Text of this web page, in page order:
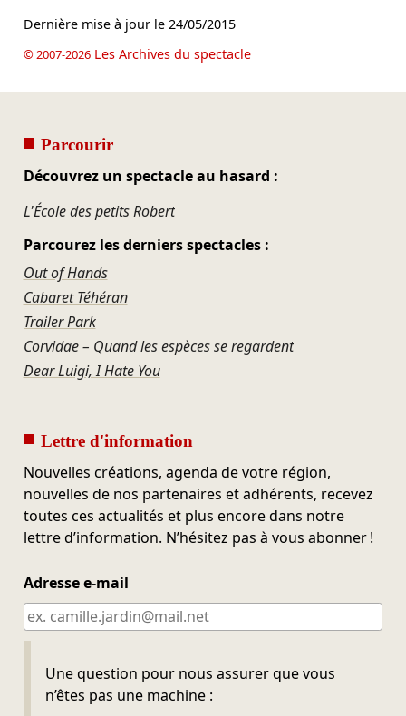
Dernière mise à jour le 24/05/2015
© 2007-2026Les Archives du spectacle
Parcourir
Découvrez un spectacle au hasard :
L'École des petits Robert
Parcourez les derniers spectacles :
Out of Hands
Cabaret Téhéran
Trailer Park
Corvidae – Quand les espèces se regardent
Dear Luigi, I Hate You
Lettre d'information
Nouvelles créations, agenda de votre région,
nouvelles de nos partenaires et adhérents, recevez
toutes ces actualités et plus encore dans notre
lettre d’information. N’hésitez pas à vous abonner !
Adresse e-mail
Une question pour nous assurer que vous
n’êtes pas une machine :
Ne pas remplir